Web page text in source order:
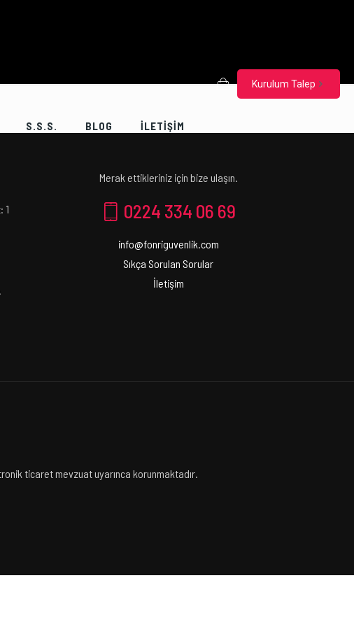
S.S.S. BLOG İLETİŞİM
Kurulum Talep
1
Merak ettikleriniz için bize ulaşın.
0224 334 06 69
info@fonriguvenlik.com
Sıkça Sorulan Sorular
İletişim
ticaret mevzuat uyarınca korunmaktadır.